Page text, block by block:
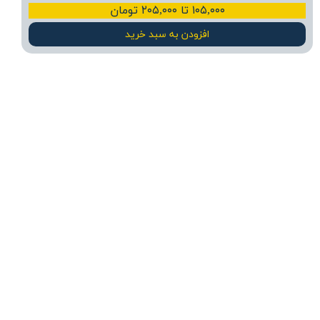
۱۰۵,۰۰۰ تا ۲۰۵,۰۰۰ تومان
افزودن به سبد خرید